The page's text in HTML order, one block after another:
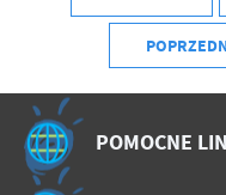
POMOCNE
treści w postaci